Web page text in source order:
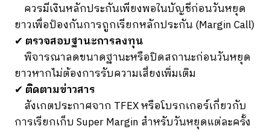
ควรมีเงินหลักประกันเพียงพอในบัญชีก่อนวันหยุด
ยาวเพื่อป้องกันการถูกเรียกหลักประกัน (Margin Call)
✔ ตรวจสอบฐานะการลงทุน
พิจารณาลดขนาดฐานะหรือปิดสถานะก่อนวันหยุด
ยาวหากไม่ต้องการรับความเสี่ยงเพิ่มเติม
✔ ติดตามข่าวสาร
สังเกตประกาศจาก TFEX หรือโบรกเกอร์เกี่ยวกับ
การเรียกเก็บ Super Margin สำหรับวันหยุดแต่ละครั้ง